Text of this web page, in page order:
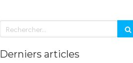
Rechercher
Derniers articles